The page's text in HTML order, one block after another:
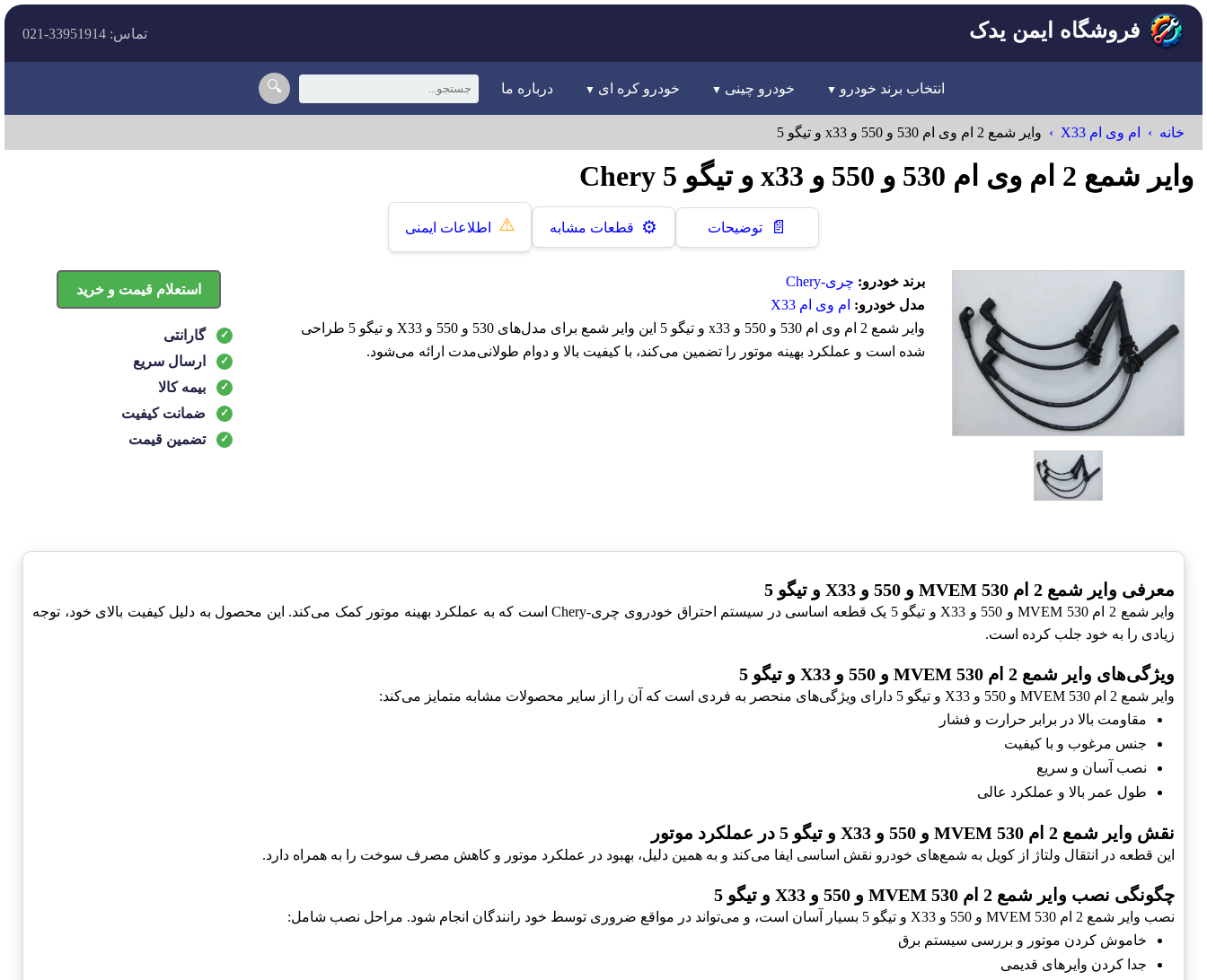
فروشگاه ایمن یدک تماس: 33951914-021
🔍 انتخاب برند خودرو خودرو چینی خودرو کره ای درباره ما
خانه ام وی ام X33 واير شمع 2 ام وی ام 530 و 550 و x33 و تیگو 5
واير شمع 2 ام وی ام 530 و 550 و x33 و تیگو 5 Chery
📄 توضیحات ⚙️ قطعات مشابه ⚠️ اطلاعات ایمنی
برند خودرو: چری-Chery
مدل خودرو: ام وی ام X33
واير شمع 2 ام وی ام 530 و 550 و x33 و تیگو 5 این وایر شمع برای مدل‌های 530 و 550 و X33 و تیگو 5 طراحی
شده است و عملکرد بهینه موتور را تضمین می‌کند، با کیفیت بالا و دوام طولانی‌مدت ارائه می‌شود.
استعلام قیمت و خرید
گارانتی
ارسال سریع
بیمه کالا
ضمانت کیفیت
تضمین قیمت
معرفی وایر شمع 2 ام MVEM 530 و 550 و X33 و تیگو 5
وایر شمع 2 ام MVEM 530 و 550 و X33 و تیگو 5 یک قطعه اساسی در سیستم احتراق خودروی چری-Chery است که به عملکرد بهینه موتور کمک می‌کند. این محصول به دلیل کیفیت بالای خود، توجه
زیادی را به خود جلب کرده است.
ویژگی‌های وایر شمع 2 ام MVEM 530 و 550 و X33 و تیگو 5
وایر شمع 2 ام MVEM 530 و 550 و X33 و تیگو 5 دارای ویژگی‌های منحصر به فردی است که آن را از سایر محصولات مشابه متمایز می‌کند:
مقاومت بالا در برابر حرارت و فشار
جنس مرغوب و با کیفیت
نصب آسان و سریع
طول عمر بالا و عملکرد عالی
نقش وایر شمع 2 ام MVEM 530 و 550 و X33 و تیگو 5 در عملکرد موتور
این قطعه در انتقال ولتاژ از کویل به شمع‌های خودرو نقش اساسی ایفا می‌کند و به همین دلیل، بهبود در عملکرد موتور و کاهش مصرف سوخت را به همراه دارد.
چگونگی نصب وایر شمع 2 ام MVEM 530 و 550 و X33 و تیگو 5
نصب وایر شمع 2 ام MVEM 530 و 550 و X33 و تیگو 5 بسیار آسان است، و می‌تواند در مواقع ضروری توسط خود رانندگان انجام شود. مراحل نصب شامل:
خاموش کردن موتور و بررسی سیستم برق
جدا کردن وایرهای قدیمی